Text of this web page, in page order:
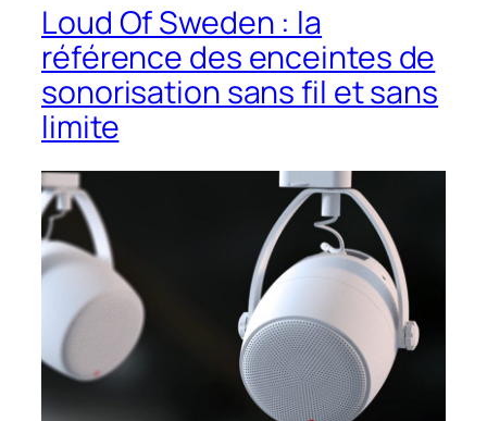
Loud Of Sweden : la
référence des enceintes de
sonorisation sans fil et sans
limite